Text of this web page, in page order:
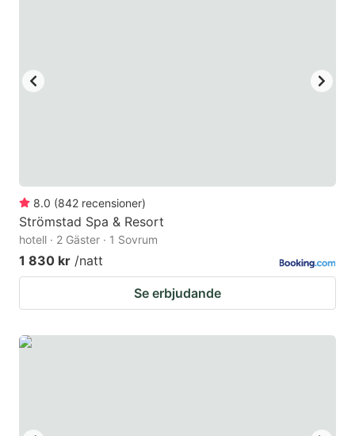
8.0 (842 recensioner)
Strömstad Spa & Resort
hotell · 2 Gäster · 1 Sovrum
1 830 kr /natt
Se erbjudande